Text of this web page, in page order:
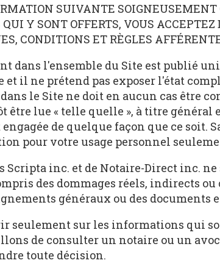
SUIVANTE
Y SONT OFFERTS, VOUS
CONDITIONS ET RÈGLES
dans l'ensemble du Site est publié
il ne prétend pas exposer l'état
le Site ne doit en aucun cas être
lue « telle quelle », à titre général
de quelque façon que ce
pour votre usage personnel
Scripta inc. et de Notaire-Direct inc.
des dommages réels, indirects
généraux ou des documents
seulement sur les informations qui
de consulter un notaire ou un
toute décision.